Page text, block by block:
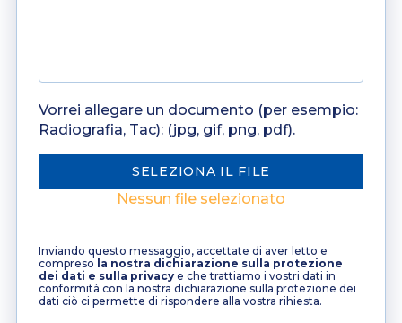
Vorrei allegare un documento (per esempio:
Radiografia, Tac): (jpg, gif, png, pdf).
SELEZIONA IL FILE
Nessun file selezionato
Inviando questo messaggio, accettate di aver letto e
compreso la nostra dichiarazione sulla protezione
dei dati e sulla privacy e che trattiamo i vostri dati in
conformità con la nostra dichiarazione sulla protezione dei
dati ciò ci permette di rispondere alla vostra rihiesta.